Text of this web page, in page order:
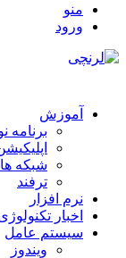
منو
ورود
آموزش
برنامه
شبکه
ترفند
نرم افزار
اخبار
سیستم عامل
ویندوز